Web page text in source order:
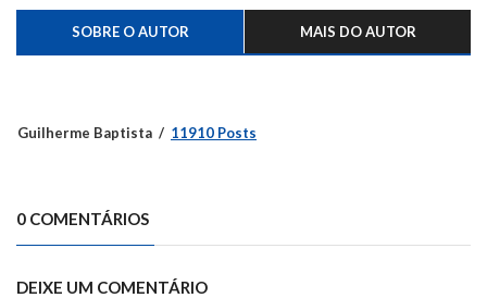
SOBRE O AUTOR MAIS DO AUTOR
Guilherme Baptista 11910 Posts
0 COMENTÁRIOS
DEIXE UM COMENTÁRIO